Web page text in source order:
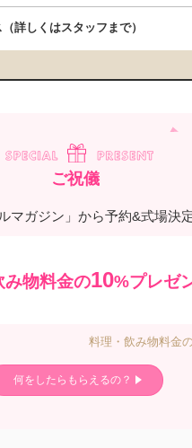
詳しくはスタッフまで）
ご祝儀
マガジン」から予約&式場決
み物料金の10%プレゼ
料理・飲み物料金
何をしたらもらえるの？